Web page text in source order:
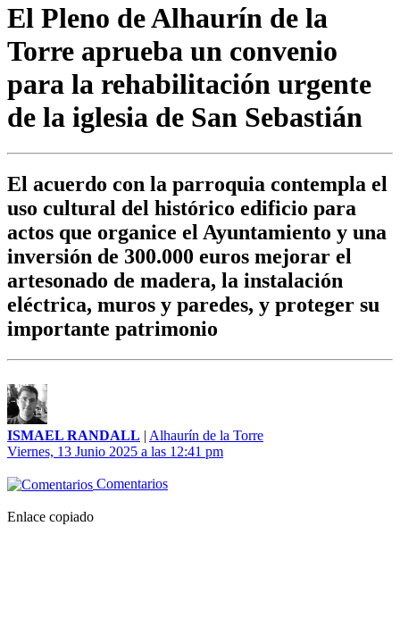
El Pleno de Alhaurín de la
Torre aprueba un convenio
para la rehabilitación urgente
de la iglesia de San Sebastián
El acuerdo con la parroquia contempla el
uso cultural del histórico edificio para
actos que organice el Ayuntamiento y una
inversión de 300.000 euros mejorar el
artesonado de madera, la instalación
eléctrica, muros y paredes, y proteger su
importante patrimonio
ISMAEL RANDALL | Alhaurín de la Torre
Viernes, 13 Junio 2025 a las 12:41 pm
Comentarios
Enlace copiado